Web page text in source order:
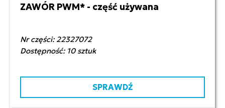
500,00 zł netto
ZAWÓR PWM* - część używana
Nr części: 22327072
Dostępność: 10 sztuk
SPRAWDŹ